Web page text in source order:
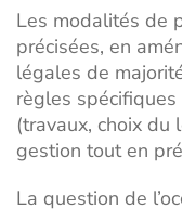
Les modalités de
précisées, en
légales de
règles
(travaux, choix
gestion tout en
La question de